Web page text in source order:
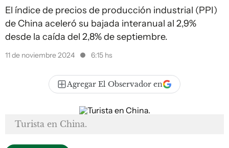
El índice de precios de producción industrial (PPI)
de China aceleró su bajada interanual al 2,9%
desde la caída del 2,8% de septiembre.
11 de noviembre 2024 6:15 hs
Agregar El Observador en
Turista en China.